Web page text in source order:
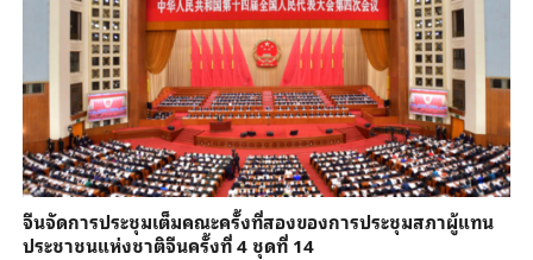
จีนจัดการประชุมเต็มคณะครั้งที่สองของการประชุมสภาผู้แทน
ประชาชนแห่งชาติจีนครั้งที่ 4 ชุดที่ 14